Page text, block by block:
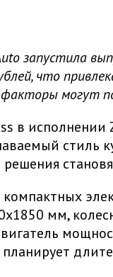
запустила
что
могут
в
стиль
мм,